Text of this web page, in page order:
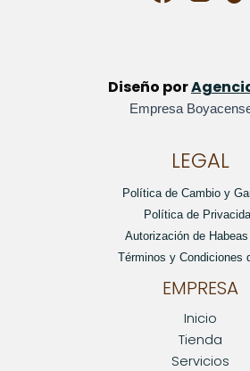
Diseño por
Empresa
LEGAL
Política de Cambio y
Política de
Autorización de
Términos y Condiciones
EMPRESA
Inicio
Tienda
Servicios